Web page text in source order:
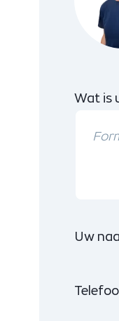
Wat is
Uw